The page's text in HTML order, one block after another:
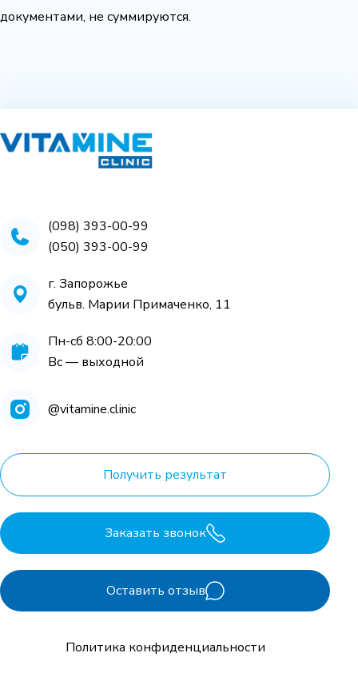
документами, не суммируются.
(098) 393-00-99
(050) 393-00-99
г. Запорожье
бульв. Марии Примаченко, 11
Пн-сб 8:00-20:00
Вс — выходной
@vitamine.clinic
Получить результат
Заказать звонок
Оставить отзыв
Политика конфиденциальности